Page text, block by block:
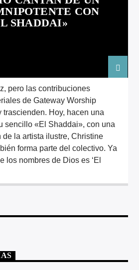
CON
SHADDAI»
pero las contribuciones
de Gateway Worship
trascienden. Hoy, hacen una
sencillo «El Shaddai», con una
la artista ilustre, Christine
forma parte del colectivo. Ya
los nombres de Dios es ‘El